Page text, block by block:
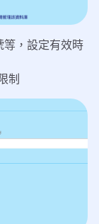
，設定有效時
制